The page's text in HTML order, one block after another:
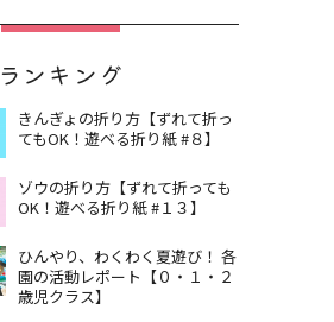
ランキング
きんぎょの折り方【ずれて折っ
てもOK！遊べる折り紙 #８】
ゾウの折り方【ずれて折っても
OK！遊べる折り紙 #１３】
ひんやり、わくわく夏遊び！ 各
園の活動レポート【０・１・２
歳児クラス】